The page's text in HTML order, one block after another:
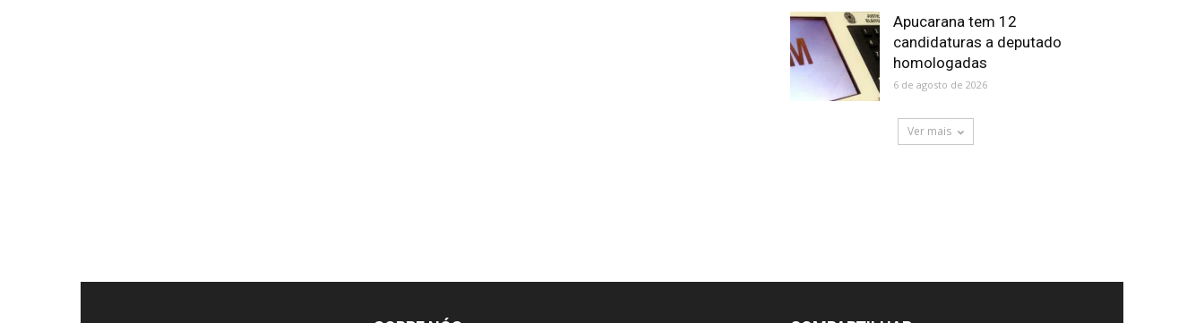
Apucarana tem 12
candidaturas a deputado
homologadas
6 de agosto de 2026
Ver mais